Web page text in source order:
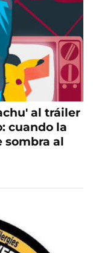
al tráiler
cuando la
sombra al